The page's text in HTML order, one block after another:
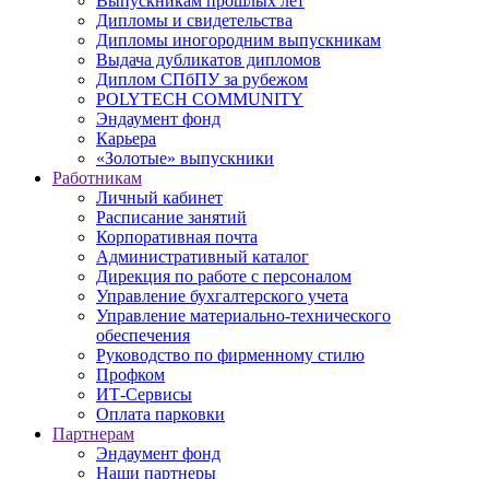
Дипломы и свидетельства
Дипломы иногородним выпускникам
Выдача дубликатов дипломов
Диплом СПбПУ за рубежом
POLYTECH COMMUNITY
Эндаумент фонд
Карьера
«Золотые» выпускники
Работникам
Личный кабинет
Расписание занятий
Корпоративная почта
Административный каталог
Дирекция по работе с персоналом
Управление бухгалтерского учета
Управление материально-технического
обеспечения
Руководство по фирменному стилю
Профком
ИТ-Сервисы
Оплата парковки
Партнерам
Эндаумент фонд
Наши партнеры